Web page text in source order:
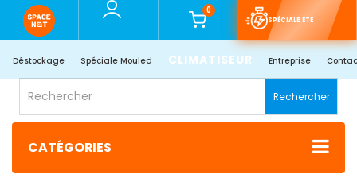
0
SPÉCIALE ÉTÉ
Déstockage Spéciale Mouled CLIMATISEUR Entreprise
Rechercher
CATÉGORIES